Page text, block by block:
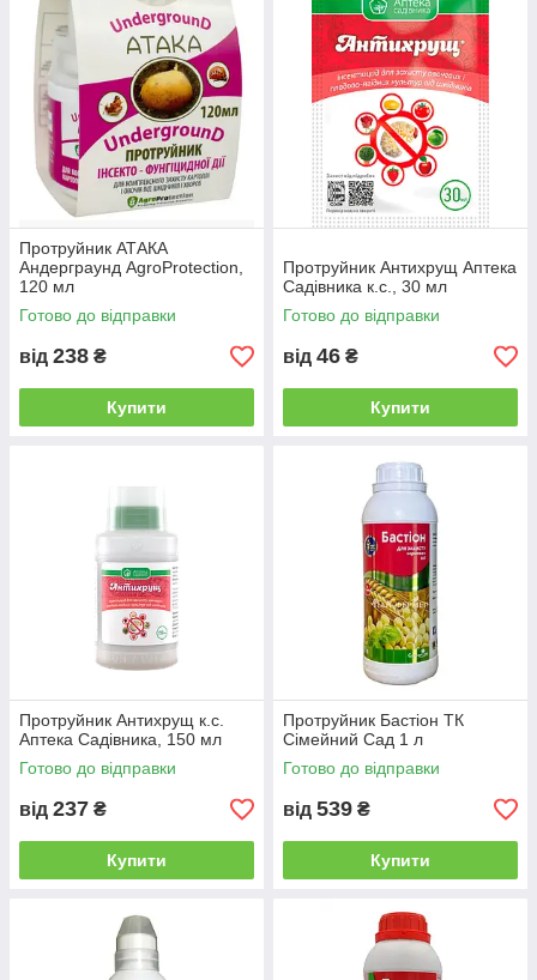
Протруйник АТАКА
Андерграунд AgroProtection,
120 мл
Готово до відправки
від 238 ₴
Купити
Протруйник Антихрущ Аптека
Садівника к.с., 30 мл
Готово до відправки
від 46 ₴
Купити
Протруйник Антихрущ к.с.
Аптека Садівника, 150 мл
Готово до відправки
від 237 ₴
Купити
Протруйник Бастіон ТК
Сімейний Сад 1 л
Готово до відправки
від 539 ₴
Купити